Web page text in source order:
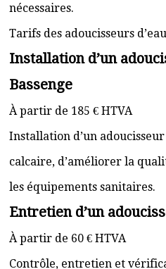
nécessaires.
Tarifs des adoucisseurs d’eau
Installation d’un
Bassenge
À partir de 185 € HTVA
Installation d’un
calcaire, d’améliorer la
les équipements sanitaires.
Entretien d’un
À partir de 60 € HTVA
Contrôle, entretien et